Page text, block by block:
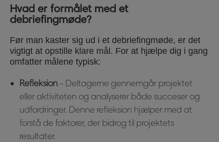
Hvad er formålet med et
debriefingmøde?
Før man kaster sig ud i et debriefingmøde, er det
vigtigt at opstille klare mål. For at hjælpe dig i gang
omfatter målene typisk:
Refleksion - Deltagerne gennemgår projektet
eller aktiviteten og analyserer både succeser og
udfordringer. Denne refleksion hjælper med at
forstå de faktorer, der bidrog til projektets
resultater.